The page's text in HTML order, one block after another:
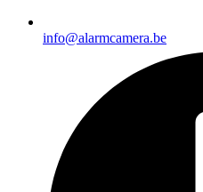
info@alarmcamera.be